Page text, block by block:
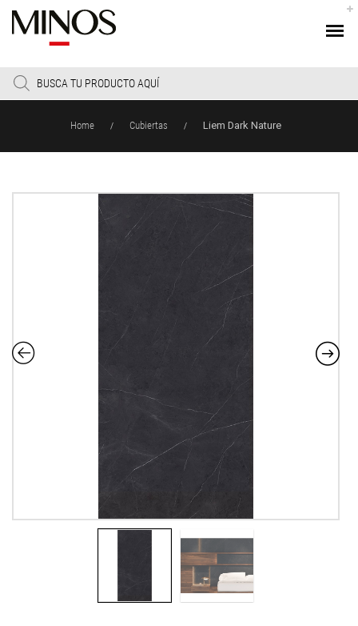
Products
search
Home / Cubiertas / Liem Dark Nature